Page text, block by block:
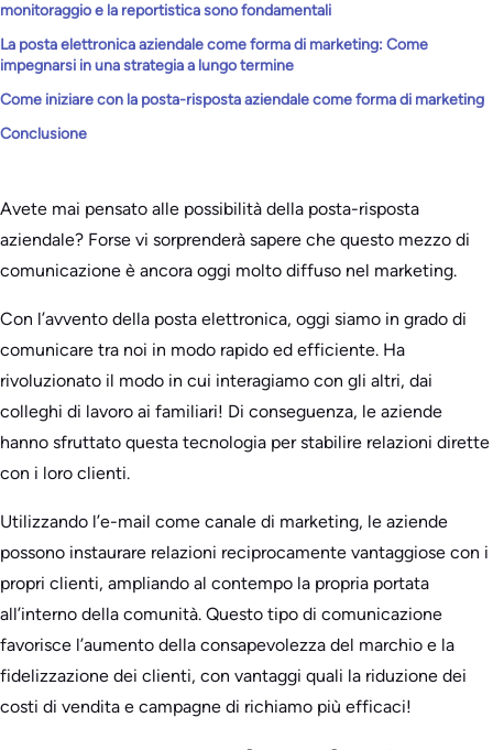
monitoraggio e la reportistica sono fondamentali
La posta elettronica aziendale come forma di marketing: Come
impegnarsi in una strategia a lungo termine
Come iniziare con la posta-risposta aziendale come forma di marketing
Conclusione
Avete mai pensato alle possibilità della posta-risposta
aziendale? Forse vi sorprenderà sapere che questo mezzo di
comunicazione è ancora oggi molto diffuso nel marketing.
Con l’avvento della posta elettronica, oggi siamo in grado di
comunicare tra noi in modo rapido ed efficiente. Ha
rivoluzionato il modo in cui interagiamo con gli altri, dai
colleghi di lavoro ai familiari! Di conseguenza, le aziende
hanno sfruttato questa tecnologia per stabilire relazioni dirette
con i loro clienti.
Utilizzando l’e-mail come canale di marketing, le aziende
possono instaurare relazioni reciprocamente vantaggiose con i
propri clienti, ampliando al contempo la propria portata
all’interno della comunità. Questo tipo di comunicazione
favorisce l’aumento della consapevolezza del marchio e la
fidelizzazione dei clienti, con vantaggi quali la riduzione dei
costi di vendita e campagne di richiamo più efficaci!